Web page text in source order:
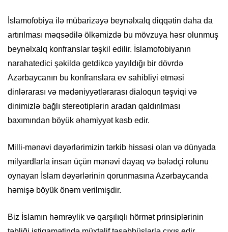
İslamofobiya ilə mübarizəyə beynəlxalq diqqətin daha da
artırılması məqsədilə ölkəmizdə bu mövzuya həsr olunmuş
beynəlxalq konfranslar təşkil edilir. İslamofobiyanın
narahatedici şəkildə getdikcə yayıldığı bir dövrdə
Azərbaycanın bu konfranslara ev sahibliyi etməsi
dinlərarası və mədəniyyətlərarası dialoqun təşviqi və
dinimizlə bağlı stereotiplərin aradan qaldırılması
baxımından böyük əhəmiyyət kəsb edir.
Milli-mənəvi dəyərlərimizin tərkib hissəsi olan və dünyada
milyardlarla insan üçün mənəvi dayaq və bələdçi rolunu
oynayan İslam dəyərlərinin qorunmasına Azərbaycanda
həmişə böyük önəm verilmişdir.
Biz İslamın həmrəylik və qarşılıqlı hörmət prinsiplərinin